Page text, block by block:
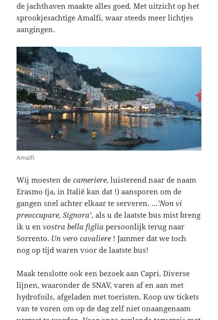
de jachthaven maakte alles goed. Met uitzicht op het
sprookjesachtige Amalfi, waar steeds meer lichtjes
aangingen.
Amalfi
Wij moesten decameriere, luisterend naar de naam
Erasmo (ja, in Italië kan dat !) aansporen om de
gangen snel achter elkaar te serveren. …’Non vi
preoccupare, Signora’, als u de laatste bus mist breng
ik u envostra bella figliapersoonlijk terug naar
Sorrento. Un vero cavaliere ! Jammer dat we toch
nog op tijd waren voor de laatste bus!
Maak tenslotte ook een bezoek aan Capri. Diverse
lijnen, waaronder de SNAV, varen af en aan met
hydrofoils, afgeladen met toeristen. Koop uw tickets
van te voren om op de dag zelf niet onaangenaam